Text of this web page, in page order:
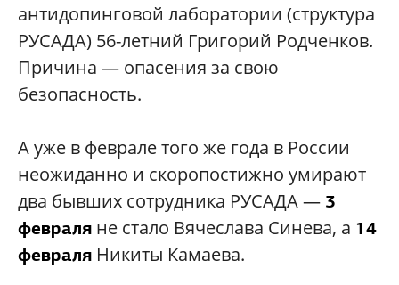
антидопинговой лаборатории (структура
РУСАДА) 56-летний Григорий Родченков.
Причина — опасения за свою
безопасность.
А уже в феврале того же года в России
неожиданно и скоропостижно умирают
два бывших сотрудника РУСАДА — 3
февраля не стало Вячеслава Синева, а 14
февраля Никиты Камаева.